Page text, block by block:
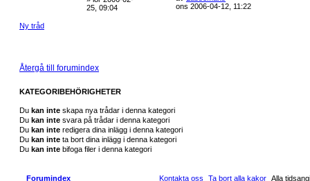
25, 09:04
ons 2006-04-12, 11:22
Ny tråd
Återgå till forumindex
KATEGORIBEHÖRIGHETER
Du kan inte skapa nya trådar i denna kategori
Du kan inte svara på trådar i denna kategori
Du kan inte redigera dina inlägg i denna kategori
Du kan inte ta bort dina inlägg i denna kategori
Du kan inte bifoga filer i denna kategori
Forumindex Alla
Ta bort alla kakor
Kontakta oss